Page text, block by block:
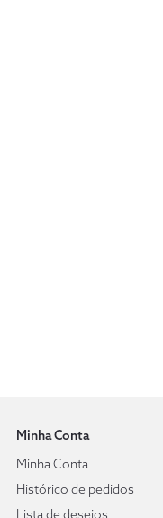
Minha Conta
Minha Conta
Histórico de pedidos
Lista de desejos